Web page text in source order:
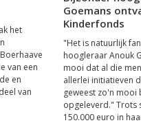
het
van een
en
van
Goemans
Kinderfonds
"Het is natuurlijk
hoogleraar Anouk
mooi dat al die
allerlei initiatieven
geweest zo'n mooi
opgeleverd." Trots
150.000 euro in